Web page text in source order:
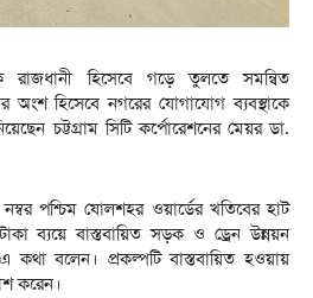
রাজধানী হিসেবে গড়ে তুলতে সমন্বিত
অংশ হিসেবে নগরের যোগাযোগ ব্যবস্থাকে
চট্টগ্রাম সিটি কর্পোরেশনের মেয়র ডা.
পশ্চিম ষোলশহর ওয়ার্ডের খতিবের হাট
ব্যয়ে বাস্তবায়িত সড়ক ও ড্রেন উন্নয়ন
কথা বলেন। প্রকল্পটি বাস্তবায়িত হওয়ায়
করেন।